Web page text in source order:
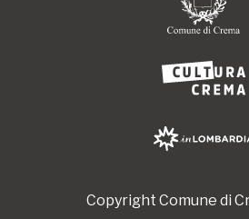
Copyright Comune di